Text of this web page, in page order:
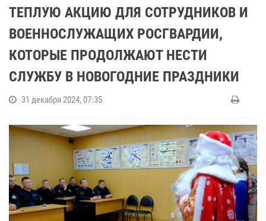
ТЕПЛУЮ АКЦИЮ ДЛЯ СОТРУДНИКОВ И
ВОЕННОСЛУЖАЩИХ РОСГВАРДИИ,
КОТОРЫЕ ПРОДОЛЖАЮТ НЕСТИ
СЛУЖБУ В НОВОГОДНИЕ ПРАЗДНИКИ
31 декабря 2024, 07:35